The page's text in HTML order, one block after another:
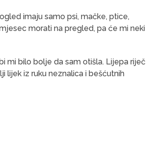
imaju samo psi, mačke, ptice,
morati na pregled, pa će mi neki
mi bilo bolje da sam otišla. Lijepa riječ
lijek iz ruku neznalica i bešćutnih